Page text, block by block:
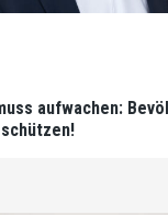
aufwachen: